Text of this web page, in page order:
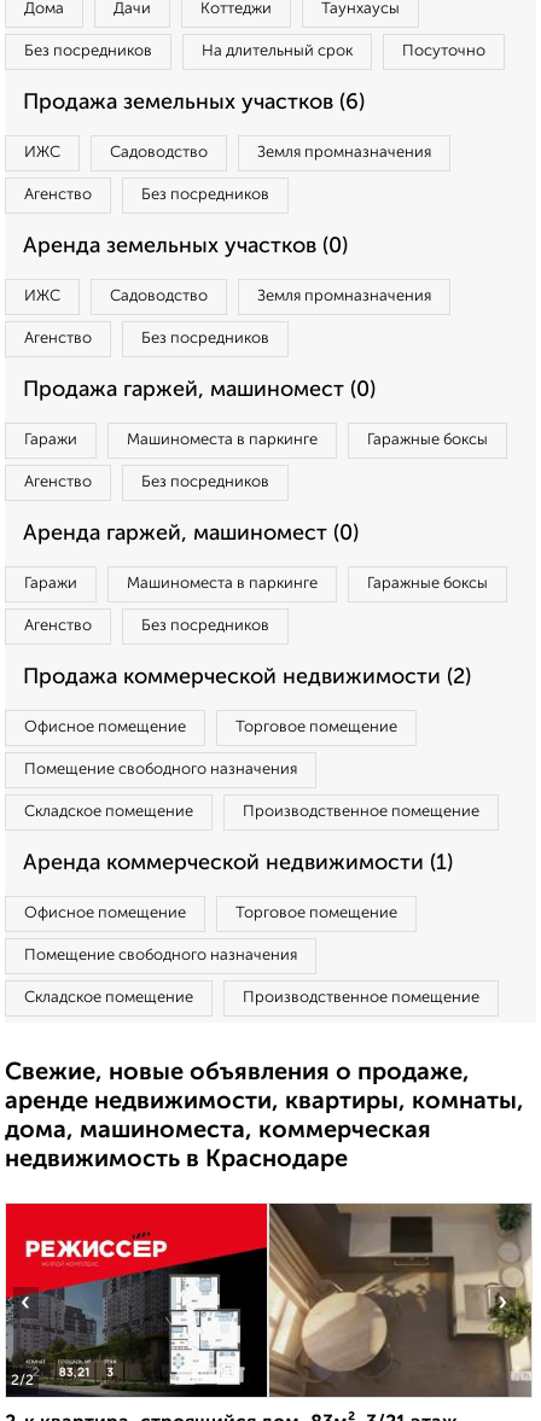
Дома Дачи Коттеджи Таунхаусы
Без посредников На длительный срок Посуточно
Продажа земельных участков (6)
ИЖС Садоводство Земля промназначения
Агенство Без посредников
Аренда земельных участков (0)
ИЖС Садоводство Земля промназначения
Агенство Без посредников
Продажа гаржей, машиномест (0)
Гаражи Машиноместа в паркинге Гаражные боксы
Агенство Без посредников
Аренда гаржей, машиномест (0)
Гаражи Машиноместа в паркинге Гаражные боксы
Агенство Без посредников
Продажа коммерческой недвижимости (2)
Офисное помещение Торговое помещение
Помещение свободного назначения
Складское помещение Производственное помещение
Аренда коммерческой недвижимости (1)
Офисное помещение Торговое помещение
Помещение свободного назначения
Складское помещение Производственное помещение
Свежие, новые объявления о продаже,
аренде недвижимости, квартиры, комнаты,
дома, машиноместа, коммерческая
недвижимость в Краснодаре
2/2
‹ ›